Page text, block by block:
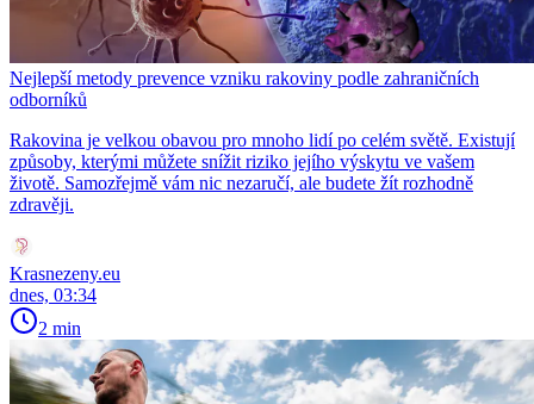
Nejlepší metody prevence vzniku rakoviny podle zahraničních
odborníků
Rakovina je velkou obavou pro mnoho lidí po celém světě. Existují
způsoby, kterými můžete snížit riziko jejího výskytu ve vašem
životě. Samozřejmě vám nic nezaručí, ale budete žít rozhodně
zdravěji.
Krasnezeny.eu
dnes, 03:34
2 min